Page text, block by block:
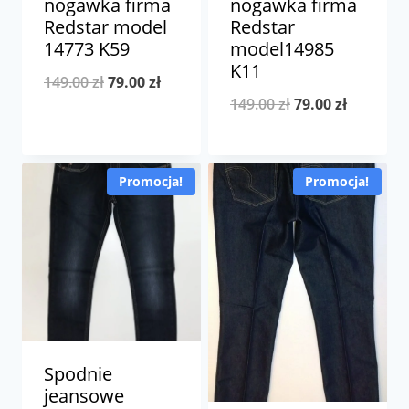
nogawka firma
Redstar model
14773 K59
149.00złPierwotna
149.00 zł.
79.00złAktualna
79.00 zł.
nogawka firma
Redstar
model14985
K11
149.00złPierwotna
wynosiła:
149.00 zł.
79.00złAktualna
wynosi:
79.00 zł.
Promocja!
Spodnie
jeansowe
Promocja!